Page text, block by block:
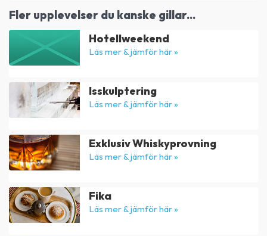
Fler upplevelser du kanske gillar...
Hotellweekend
Läs mer & jämför här »
Isskulptering
Läs mer & jämför här »
Exklusiv Whiskyprovning
Läs mer & jämför här »
Fika
Läs mer & jämför här »